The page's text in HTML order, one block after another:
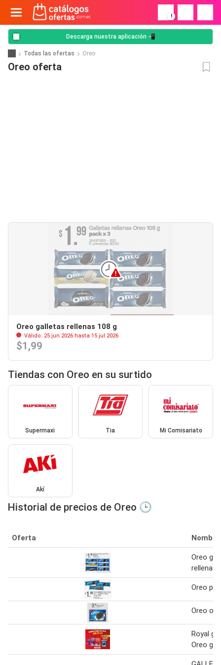
!
Descarga nuestra aplicación 📲
Todas las ofertas Oreo
Oreo oferta
Oreo galletas rellenas 108 g
Válido: 25 jun 2026 hasta 15 jul 2026
$1,99
Tiendas con Oreo en su surtido
Supermaxi Tia Mi Comisariato
Akí
Historial de precios de Oreo 🕒
Oferta Nombre
Oreo
rellenas
Oreo
Oreo
Royal
Oreo